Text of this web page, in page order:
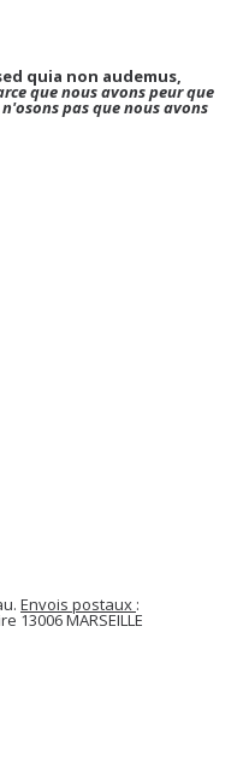
quia non audemus,
que nous avons peur que
pas que nous avons
Envois postaux :
MARSEILLE